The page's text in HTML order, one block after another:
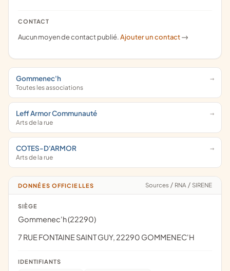
CONTACT
Aucun moyen de contact publié.Ajouter un contact ->
Gommenec'h
Toutes les associations
Leff Armor Communauté
Arts de la rue
COTES-D'ARMOR
Arts de la rue
DONNÉES OFFICIELLES Sources / RNA / SIRENE
SIÈGE
Gommenec'h (22290)
7 RUE FONTAINE SAINT GUY, 22290 GOMMENEC'H
IDENTIFIANTS